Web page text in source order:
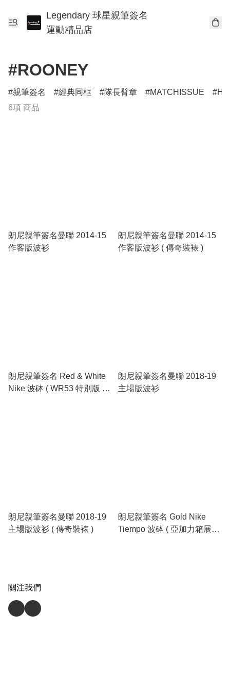
Legendary 球星親筆簽名
運動精品店
#ROONEY
親筆簽名 經典同框 隊長臂章 MATCHISSUE
6項 商品
朗尼親筆簽名曼聯 2014-15
作客版波衫
朗尼親筆簽名曼聯 2014-15
作客版波衫 ( 傳奇裝裱 )
朗尼親筆簽名 Red & White
Nike 波砵 ( WR53 特別版 -
朗尼親筆簽名曼聯 2018-19
主場版波衫
朗尼親筆簽名曼聯 2018-19
主場版波衫 ( 傳奇裝裱 )
朗尼親筆簽名 Gold Nike
Tiempo 波砵 ( 亞加力箱展示
關注我們